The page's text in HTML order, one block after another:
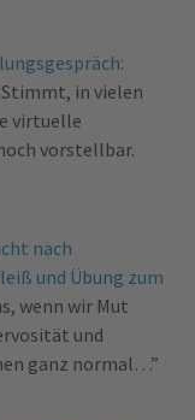
Stimmt, in vielen
virtuelle
vorstellbar.
nach
und Übung zum
wenn wir Mut
und
ganz normal… ”